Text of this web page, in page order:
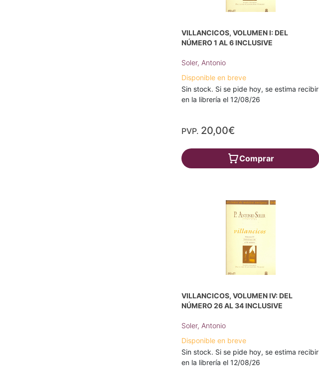
VILLANCICOS, VOLUMEN I: DEL
NÚMERO 1 AL 6 INCLUSIVE
Soler, Antonio
Disponible en breve
Sin stock. Si se pide hoy, se estima recibir
en la librería el 12/08/26
PVP. 20,00€
Comprar
VILLANCICOS, VOLUMEN IV: DEL
NÚMERO 26 AL 34 INCLUSIVE
Soler, Antonio
Disponible en breve
Sin stock. Si se pide hoy, se estima recibir
en la librería el 12/08/26